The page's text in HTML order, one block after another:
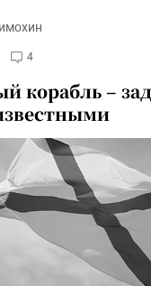
4
корабль –